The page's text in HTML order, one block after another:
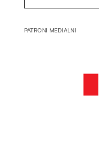
PATRONI MEDIALNI